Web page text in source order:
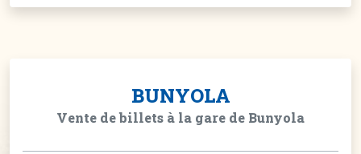
BUNYOLA
Vente de billets à la gare de Bunyola